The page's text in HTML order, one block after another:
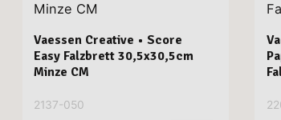
Vaessen Creative • Score
Easy Falzbrett 30,5x30,5cm
Minze CM
2137-050